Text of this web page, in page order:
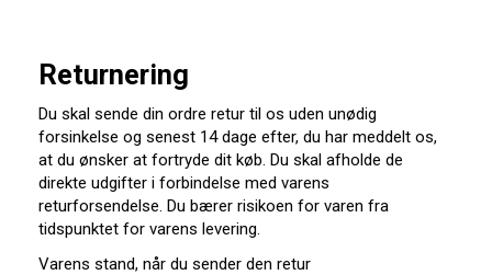
Returnering
Du skal sende din ordre retur til os uden unødig
forsinkelse og senest 14 dage efter, du har meddelt os,
at du ønsker at fortryde dit køb. Du skal afholde de
direkte udgifter i forbindelse med varens
returforsendelse. Du bærer risikoen for varen fra
tidspunktet for varens levering.
Varens stand, når du sender den retur